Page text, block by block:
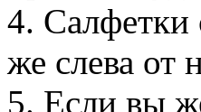
4. Салфетки
же слева от
5. Если вы